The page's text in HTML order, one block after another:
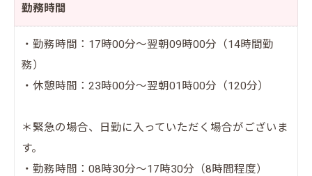
勤務時間
・勤務時間：17時00分～翌朝09時00分（14時間勤
務）
・休憩時間：23時00分～翌朝01時00分（120分）
＊緊急の場合、日勤に入っていただく場合がございま
す。
・勤務時間：08時30分～17時30分（8時間程度）